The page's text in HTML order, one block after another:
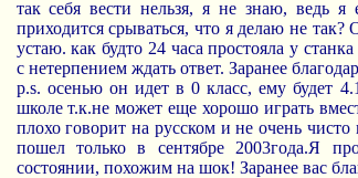
так себя вести нельзя, я не знаю, ведь
приходится срываться, что я делаю не
устаю. как будто 24 часа простояла у
с нетерпением ждать ответ. Заранее
p.s. осенью он идет в 0 класс, ему будет
школе т.к.не может еще хорошо играть
плохо говорит на русском и не очень
пошел только в сентябре 2003года.Я
состоянии, похожим на шок! Заранее вас